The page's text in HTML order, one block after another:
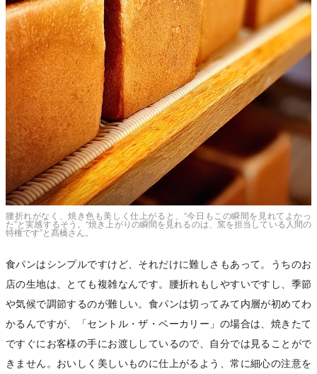
腰折れがなく、焼き色も美しく仕上がると、“今日もこの瞬間を見れてよかっ
た”と実感するそう。“焼き上がりの瞬間を見れるのは、窯を担当している人間の
特権です”と髙橋さん。
食パンはシンプルですけど、それだけに難しさもあって。うちのお
店の生地は、とても複雑なんです。腰折れもしやすいですし、季節
や気候で調節するのが難しい。食パンは切ってみて内層が初めてわ
かるんですが、「セントル・ザ・ベーカリー」の場合は、焼きたて
ですぐにお客様の手にお渡ししているので、自分では見ることがで
きません。おいしく美しいものに仕上がるよう、常に細心の注意を